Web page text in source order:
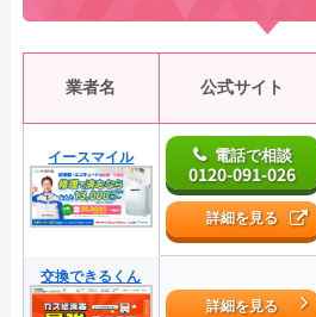
業者名 公式サイト
イースマイル 電話で相談
0120-091-026
詳細を見る
交換できるくん
詳細を見る